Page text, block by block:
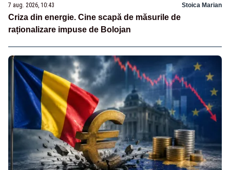
7 aug. 2026, 10:43 Stoica Marian
Criza din energie. Cine scapă de măsurile de
raționalizare impuse de Bolojan